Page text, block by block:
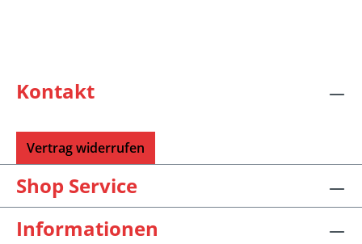
Kontakt
Vertrag widerrufen
Shop Service
Informationen